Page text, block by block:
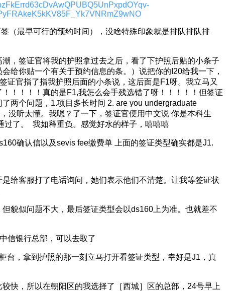
（最早可行的预约时间），没啥特殊印象就是排队排队排
，签证官将我的护照拿过去之后，看了下护照后贴的小条子
给你贴一个有关于预约信息的条。）说把你的I20给我一下，
证官指了指我护照后面的小条说，这后面是F1呀。我立马又
！！！！真的是F1,我怎么会手残选错了呀！！！！！但签证
两个问题，1.项目多长时间 2. are you undergraduate
没听太懂。我嗯？了一下，签证官便用中文说 你是本科生
过了。 我如释重负。感觉好水的样子，嘻嘻嘻
确认信以及sevis fee缴费单 上面的签证类型确实都是J1.
给客服打了电话询问，她们表示他们不清楚。让我等签证状
貌似问题不大，最后签证类型会以ds160上为准。也就差不
信银行总部，可以去取了
台，拿到护照的那一刻立马打开看签证类型，幸好是J1，真
快，所以在朝阳区的我选择了［西城］区的总部，24号早上